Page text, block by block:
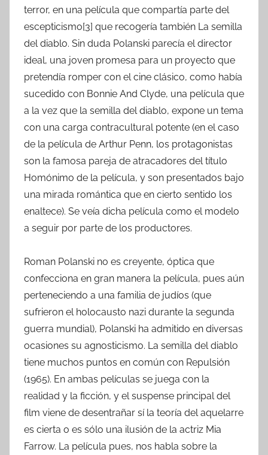
terror, en una película que compartía parte del
escepticismo[3] que recogería también La semilla
del diablo. Sin duda Polanski parecía el director
ideal, una joven promesa para un proyecto que
pretendía romper con el cine clásico, como había
sucedido con Bonnie And Clyde, una película que
a la vez que la semilla del diablo, expone un tema
con una carga contracultural potente (en el caso
de la película de Arthur Penn, los protagonistas
son la famosa pareja de atracadores del título
Homónimo de la película, y son presentados bajo
una mirada romántica que en cierto sentido los
enaltece). Se veía dicha película como el modelo
a seguir por parte de los productores.
Roman Polanski no es creyente, óptica que
confecciona en gran manera la película, pues aún
perteneciendo a una familia de judíos (que
sufrieron el holocausto nazi durante la segunda
guerra mundial), Polanski ha admitido en diversas
ocasiones su agnosticismo. La semilla del diablo
tiene muchos puntos en común con Repulsión
(1965). En ambas películas se juega con la
realidad y la ficción, y el suspense principal del
film viene de desentrañar sí la teoría del aquelarre
es cierta o es sólo una ilusión de la actriz Mia
Farrow. La película pues, nos habla sobre la